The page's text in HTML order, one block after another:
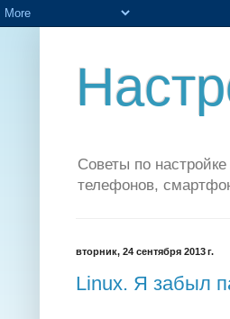
Советы по
телефонов,
вторник, 24 сентября 2013 г.
Linux. Я забыл